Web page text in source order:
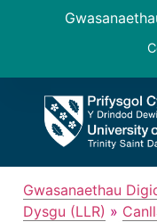
Gwasanaethau
Dysgu (LLR) »